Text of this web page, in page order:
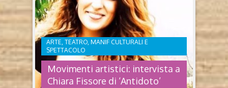
ARTE, TEATRO, MANIF CULTURALI E
SPETTACOLO
Movimenti artistici: intervista a
Chiara Fissore di ‘Antidoto’